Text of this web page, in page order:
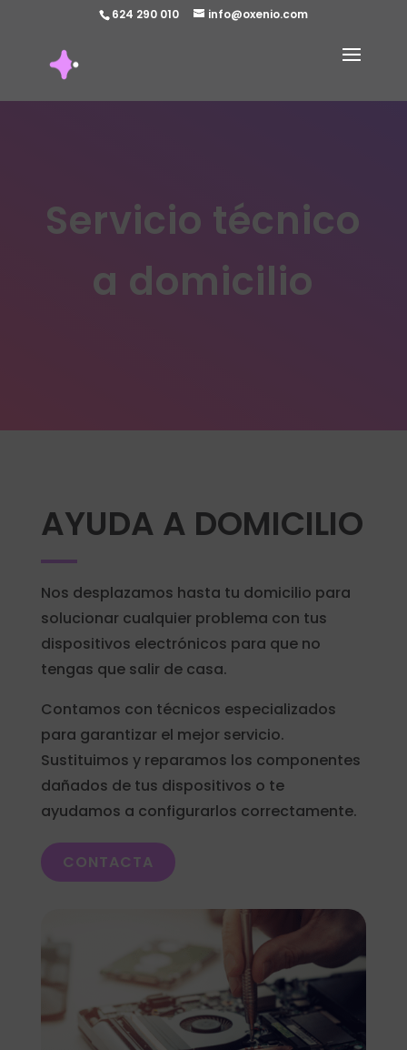
624 290 010 info@oxenio.com
Servicio técnico
a domicilio
AYUDA A DOMICILIO
Nos desplazamos hasta tu domicilio para
solucionar cualquier problema con tus
dispositivos electrónicos para que no
tengas que salir de casa.
Contamos con técnicos especializados
para garantizar el mejor servicio.
Sustituimos y reparamos los componentes
dañados de tus dispositivos o te
ayudamos a configurarlos correctamente.
CONTACTA